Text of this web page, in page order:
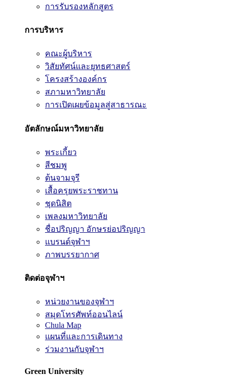
การรับรองหลักสูตร
การบริหาร
คณะผู้บริหาร
วิสัยทัศน์และยุทธศาสตร์
โครงสร้างองค์กร
สภามหาวิทยาลัย
การเปิดเผยข้อมูลสู่สาธารณะ
อัตลักษณ์มหาวิทยาลัย
พระเกี้ยว
สีชมพู
ต้นจามจุรี
เสื้อครุยพระราชทาน
ชุดนิสิต
เพลงมหาวิทยาลัย
ชื่อปริญญา อักษรย่อปริญญา
แบรนด์จุฬาฯ
ภาพบรรยากาศ
ติดต่อจุฬาฯ
หน่วยงานของจุฬาฯ
สมุดโทรศัพท์ออนไลน์
Chula Map
แผนที่และการเดินทาง
ร่วมงานกับจุฬาฯ
Green University